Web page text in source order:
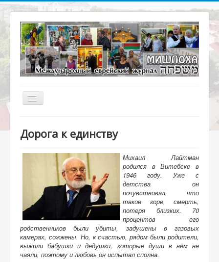
Включить/
выключить
О журнале
Библиотека
Наше кино
Архивариус
Актуальное интервью
Воспоминания
Дети войны вспоминают
Имя
Дорога к единству
Михаил Лайтман
родился в Витебске в
1946 году. Уже с
детства он
почувствовал, что
такое горе, смерть,
потеря близких. 70
процентов его
родственников были убиты, задушены в газовых
камерах, сожжены. Но, к счастью, рядом были родители,
выжили бабушки и дедушки, которые души в нём не
чаяли, поэтому и любовь он испытал сполна.